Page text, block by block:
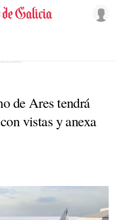
de Ares tendrá
vistas y anexa